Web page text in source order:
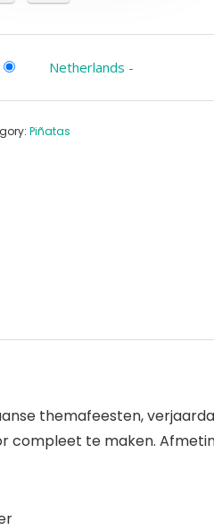
Netherlands -
Piñatas
themafeesten,
compleet te maken.